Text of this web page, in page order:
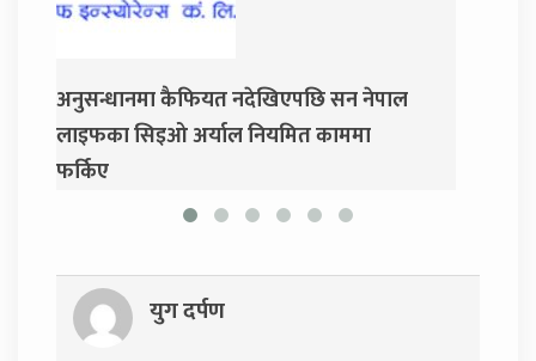
सन नेपाल
काममा
जय नेपाल पार्टी खोल्दै धवल शम्शेर र दुर्गा
प्रसाईं, साउन २८ गते निर्वाचन आयोग जाने
युग दर्पण